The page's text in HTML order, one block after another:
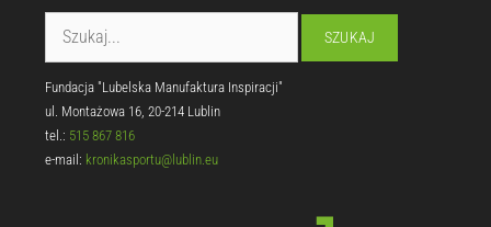
Fundacja "Lubelska Manufaktura Inspiracji"
ul. Montażowa 16, 20-214 Lublin
tel.: 515 867 816
e-mail: kronikasportu@lublin.eu